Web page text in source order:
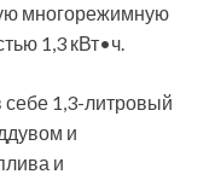
многорежимную
1,3 кВт•ч.
себе 1,3-литровый
и
и